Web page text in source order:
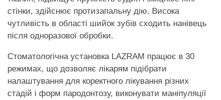
стінки, здійснює протизапальну дію. Висока
чутливість в області шийок зубів сходить нанівець
після одноразової обробки.
Стоматологічна установка LAZRAM працює в 30
режимах, що дозволяє лікарям підібрати
налаштування для коректного лікування різних
стадій і форм пародонтозу, виконувати маніпуляції